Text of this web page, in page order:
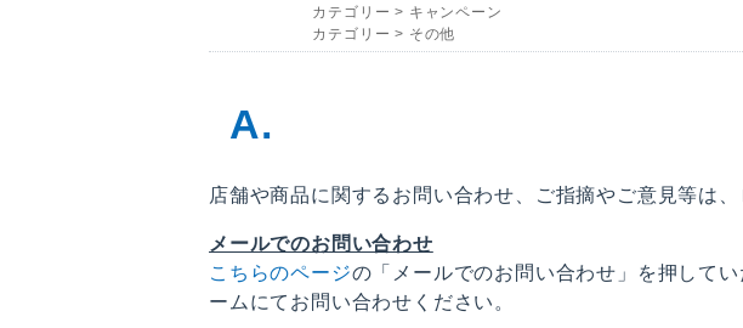
カテゴリー > キャンペーン
カテゴリー > その他
店舗や商品に関するお問い合わせ、ご指摘やご意見等は
メールでのお問い合わせ
こちらのページの「メールでのお問い合わせ」を押して
ームにてお問い合わせください。